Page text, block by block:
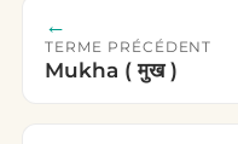
←
TERME PRÉCÉDENT
Mukha ( मुख )